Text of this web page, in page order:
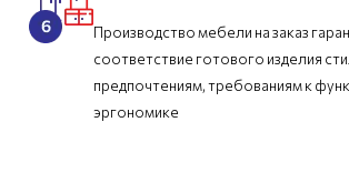
Производство мебели на заказ
соответствие готового изделия
предпочтениям, требованиям к
эргономике